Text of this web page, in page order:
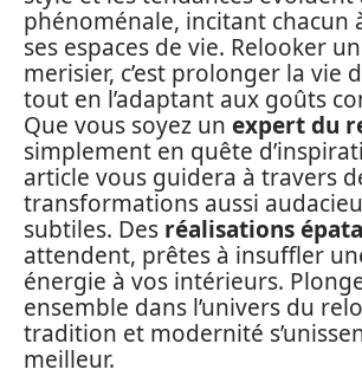
phénoménale, incitant chacun
ses espaces de vie. Relooker
merisier, c’est prolonger la vie
tout en l’adaptant aux goûts
Que vous soyez un expert du
simplement en quête
article vous guidera à travers
transformations aussi
subtiles. Des réalisations
attendent, prêtes à insuffler
énergie à vos intérieurs.
ensemble dans l’univers du
tradition et modernité
meilleur.